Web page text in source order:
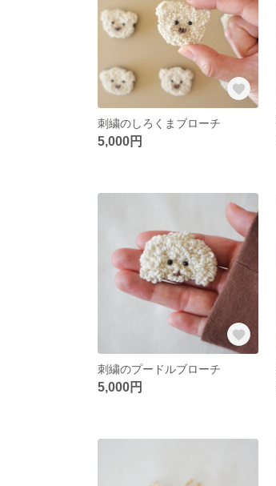
刺繍のしろくまブローチ
5,000円
刺繍のプードルブローチ
5,000円